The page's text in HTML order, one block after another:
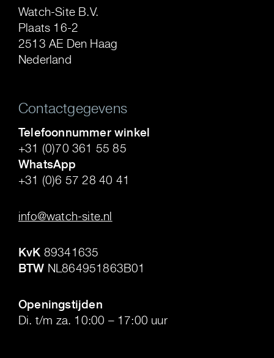
Watch-Site B.V.
Plaats 16-2
2513 AE Den Haag
Nederland
Contactgegevens
Telefoonnummer winkel
+31 (0)70 361 55 85
WhatsApp
+31 (0)6 57 28 40 41
info@watch-site.nl
KvK 89341635
BTW NL864951863B01
Openingstijden
Di. t/m za. 10:00 – 17:00 uur